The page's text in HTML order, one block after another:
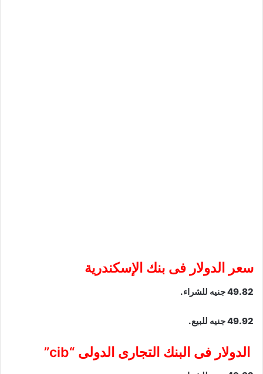
سعر الدولار فى بنك الإسكندرية
49.82 جنيه للشراء.
49.92 جنيه للبيع.
الدولار فى البنك التجارى الدولى “cib”